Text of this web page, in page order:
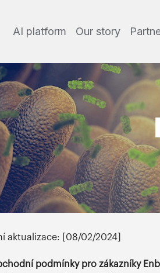
AI platform Our story
aktualizace: [08/02/2024]
podmínky pro zákazníky